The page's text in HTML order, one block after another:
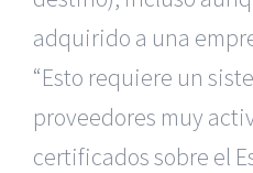
adquirido a una
“Esto requiere un
proveedores muy
certificados sobre el